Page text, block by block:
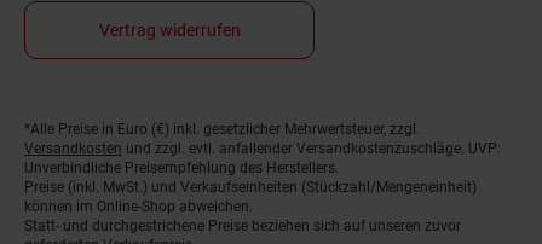
Vertrag widerrufen
Fußnoten
*Alle Preise in Euro (€) inkl. gesetzlicher Mehrwertsteuer, zzgl.
Versandkosten und zzgl. evtl. anfallender Versandkostenzuschläge. UVP:
Unverbindliche Preisempfehlung des Herstellers.
Preise (inkl. MwSt.) und Verkaufseinheiten (Stückzahl/Mengeneinheit)
können im Online-Shop abweichen.
Statt- und durchgestrichene Preise beziehen sich auf unseren zuvor